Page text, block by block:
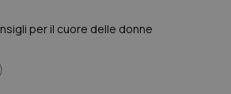
per il cuore delle donne